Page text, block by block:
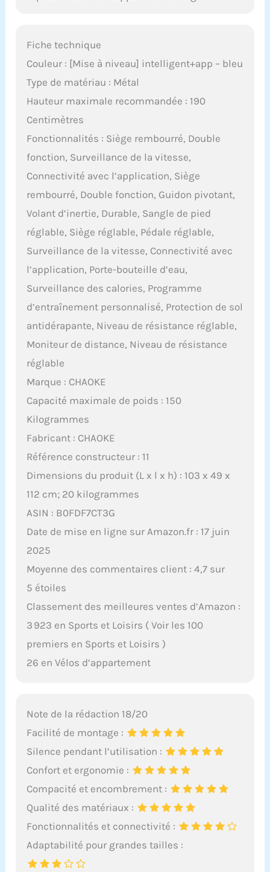
permet également
d'accéder à la vidéo
d'installation !
𝗦𝗘𝗥𝗩𝗜𝗖𝗘 𝗔𝗣𝗥𝗘̀𝗦-
fournir à ses clients le
meilleur service et les
meilleurs produits. Nous
offrons une garantie de
cinq ans. Pour toute
question, n'hésitez pas à
nous contacter. Notre
service client
professionnel est à votre
disposition.
Fiche technique
Couleur : [Mise à niveau] intelligent+app – bleu
Type de matériau : Métal
Hauteur maximale recommandée : 190
Centimètres
Fonctionnalités : Siège rembourré, Double
fonction, Surveillance de la vitesse,
Connectivité avec l’application, Siège
rembourré, Double fonction, Guidon pivotant,
Volant d’inertie, Durable, Sangle de pied
réglable, Siège réglable, Pédale réglable,
Surveillance de la vitesse, Connectivité avec
l’application, Porte-bouteille d’eau,
Surveillance des calories, Programme
d’entraînement personnalisé, Protection de sol
antidérapante, Niveau de résistance réglable,
Moniteur de distance, Niveau de résistance
réglable
Marque : CHAOKE
Capacité maximale de poids : 150
Kilogrammes
Fabricant : CHAOKE
Référence constructeur : 11
Dimensions du produit (L x l x h) : 103 x 49 x
112 cm; 20 kilogrammes
ASIN : B0FDF7CT3G
Date de mise en ligne sur Amazon.fr : 17 juin
2025
Moyenne des commentaires client : 4,7 sur
5 étoiles
Classement des meilleures ventes d’Amazon :
3 923 en Sports et Loisirs ( Voir les 100
premiers en Sports et Loisirs )
26 en Vélos d’appartement
Note de la rédaction 18/20
Facilité de montage :
Silence pendant l’utilisation :
Confort et ergonomie :
Compacité et encombrement :
Qualité des matériaux :
Fonctionnalités et connectivité :
Adaptabilité pour grandes tailles :